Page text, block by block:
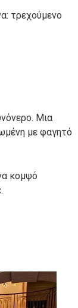
τρεχούμενο
Μια
με φαγητό
κομψό